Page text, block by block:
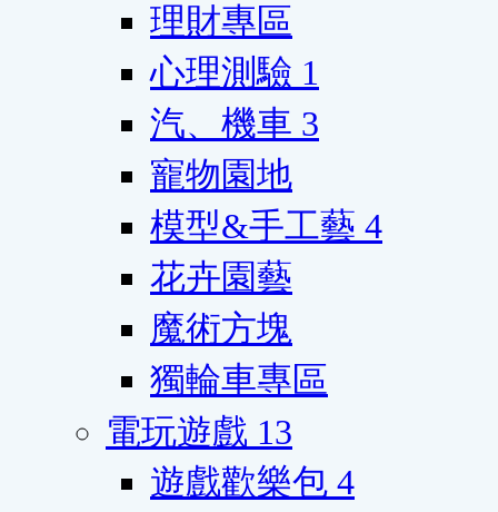
理財專區
心理測驗 1
汽、機車 3
寵物園地
模型&手工藝 4
花卉園藝
魔術方塊
獨輪車專區
電玩遊戲 13
遊戲歡樂包 4